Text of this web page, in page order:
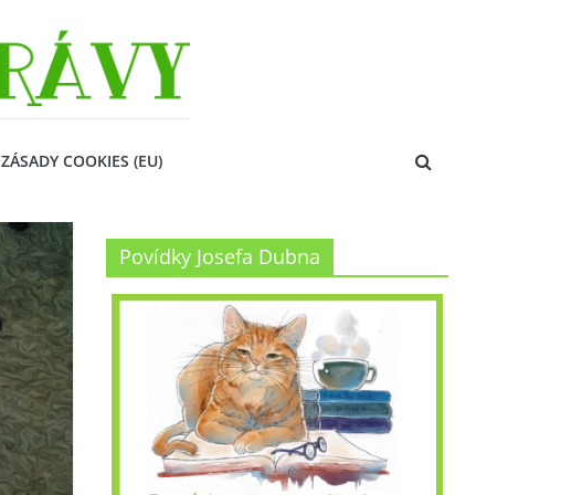
ZÁSADY COOKIES (EU)
Povídky Josefa Dubna